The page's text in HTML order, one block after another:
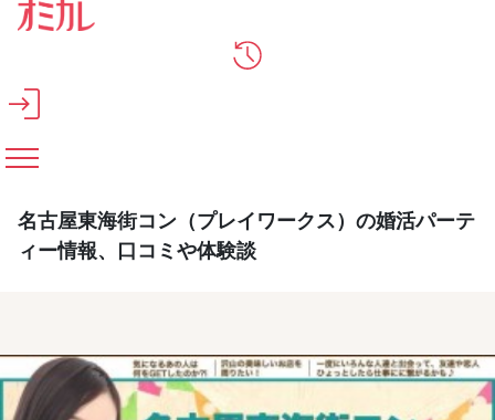
メインコンテンツへスキップ
名古屋東海街コン（プレイワークス）の婚活パーテ
ィー情報、口コミや体験談